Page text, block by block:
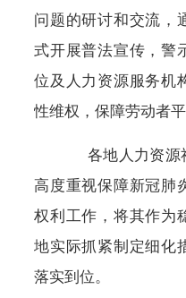
问题的研讨和交流，
式开展普法宣传，警
位及人力资源服务机
性维权，保障劳动者平
各地人力资源
高度重视保障新冠肺
权利工作，将其作为
地实际抓紧制定细化
落实到位。